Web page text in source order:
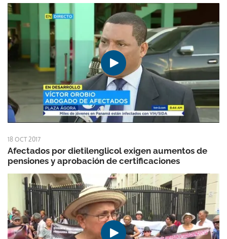
18 OCT 2017
Afectados por dietilenglicol exigen aumentos de
pensiones y aprobación de certificaciones